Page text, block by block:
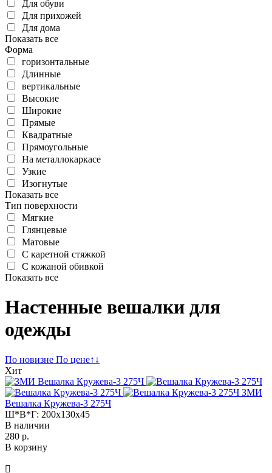
Для обуви
Для прихожей
Для дома
Показать все
Форма
горизонтальные
Длинные
вертикальные
Высокие
Широкие
Прямые
Квадратные
Прямоугольные
На металлокаркасе
Узкие
Изогнутые
Показать все
Тип поверхности
Мягкие
Глянцевые
Матовые
С каретной стяжкой
С кожаной обивкой
Показать все
Настенные вешалки для
одежды
По новизне По цене↑ ↓
Хит
ЗМИ
Вешалка Кружева-3 275Ч
Ш*В*Г: 200x130x45
В наличии
280 р.
В корзину